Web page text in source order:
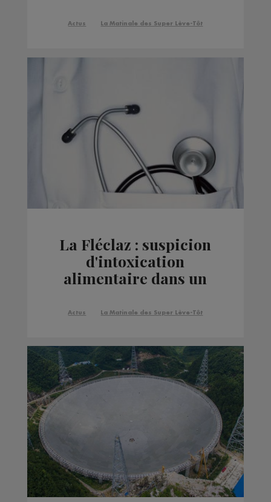
Perrine Laffont
Actus La Matinale des Super Lève-Tôt
La Fléclaz : suspicion
d'intoxication
alimentaire dans un
Actus La Matinale des Super Lève-Tôt